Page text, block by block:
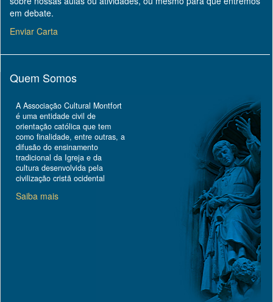
em debate.
Enviar Carta
Quem Somos
A Associação Cultural Montfort
é uma entidade civil de
orientação católica que tem
como finalidade, entre outras, a
difusão do ensinamento
tradicional da Igreja e da
cultura desenvolvida pela
civilização cristã ocidental
Saiba mais